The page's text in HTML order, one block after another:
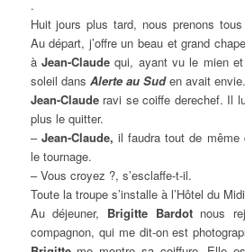
.
Huit jours plus tard, nous prenons
Au départ, j’offre un beau et grand
à Jean-Claudequi, ayant vu le mien et
soleil dans Alerte au Suden avait
Jean-Clauderavi se coiffe derechef. Il
plus le quitter.
– Jean-Claude, il faudra tout de
le tournage.
– Vous croyez ?, s’esclaffe-t-il.
Toute la troupe s’installe à l’Hôtel du
Au déjeuner, Brigitte Bardotnous
compagnon, qui me dit-on est